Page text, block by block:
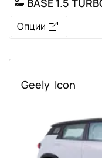
Опции
Geely Icon